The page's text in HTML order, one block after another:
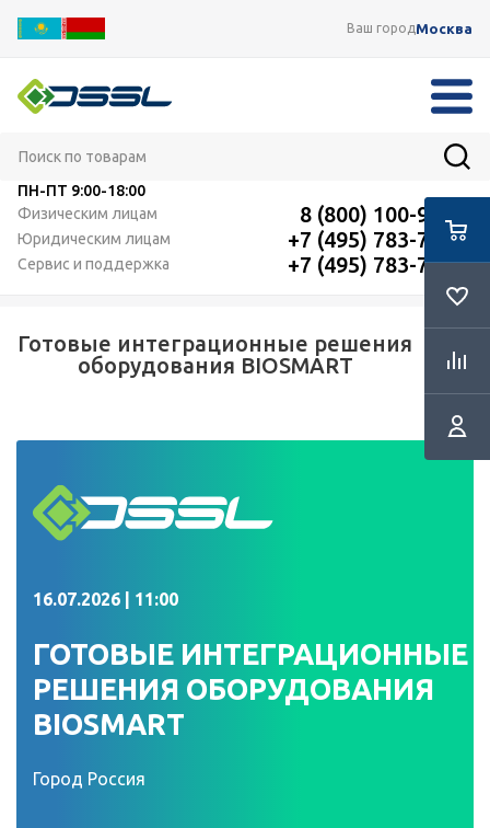
Ваш городМосква
ПН-ПТ 9:00-18:00
Физическим лицам
8 (800) 100-91-12
Юридическим лицам +7 (495) 783-72-87
Сервис и поддержка +7 (495) 783-72-87
Готовые интеграционные решения
оборудования BIOSMART
16.07.2026 | 11:00
ГОТОВЫЕ ИНТЕГРАЦИОННЫЕ
РЕШЕНИЯ ОБОРУДОВАНИЯ
BIOSMART
Город Россия